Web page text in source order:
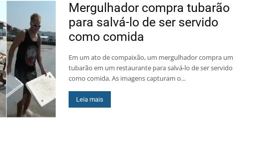
Mergulhador compra tubarão
para salvá-lo de ser servido
como comida
Em um ato de compaixão, um mergulhador compra um
tubarão em um restaurante para salvá-lo de ser servido
como comida. As imagens capturam o...
Leia mais